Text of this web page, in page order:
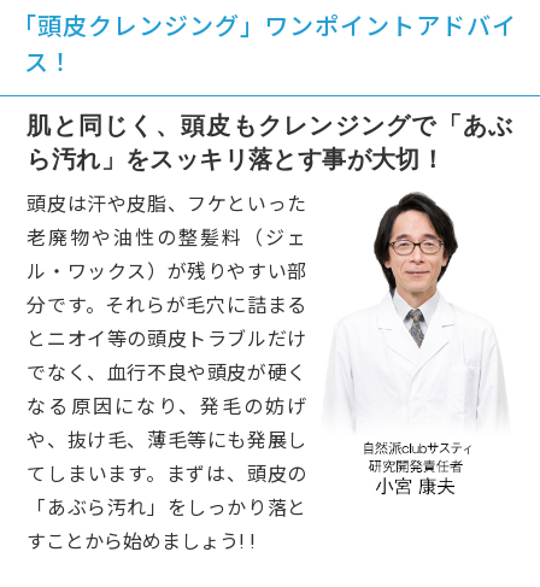
「頭皮クレンジング」ワンポイントアドバイ
ス！
肌と同じく、頭皮もクレンジングで「あぶ
ら汚れ」をスッキリ落とす事が大切！
頭皮は汗や皮脂、フケといった
老廃物や油性の整髪料（ジェ
ル・ワックス）が残りやすい部
分です。それらが毛穴に詰まる
とニオイ等の頭皮トラブルだけ
でなく、血行不良や頭皮が硬く
なる原因になり、発毛の妨げ
や、抜け毛、薄毛等にも発展し
てしまいます。まずは、頭皮の
「あぶら汚れ」をしっかり落と
すことから始めましょう! !